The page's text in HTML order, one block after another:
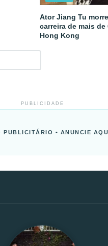
Ator Jiang Tu
carreira de mais de
Hong Kong
PUBLICIDADE
PUBLICITÁRIO • ANUNCIE AQUI